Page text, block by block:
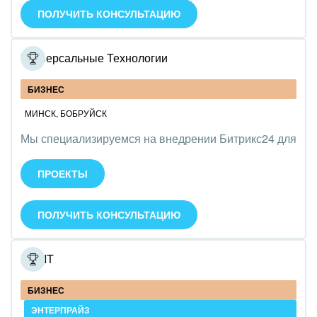
Ювелирное дело
Юриспруденция
ПОЛУЧИТЬ КОНСУЛЬТАЦИЮ
Универсальные Технологии
БИЗНЕС
МИНСК, БОБРУЙСК
Мы специализируемся на внедрении Битрикс24 для
Оказываем услуги по настройке, интеграции и
обучению сотрудников. Команда - 12 человек.
ПРОЕКТЫ
ПОЛУЧИТЬ КОНСУЛЬТАЦИЮ
NewIT
БИЗНЕС
ЭНТЕРПРАЙЗ